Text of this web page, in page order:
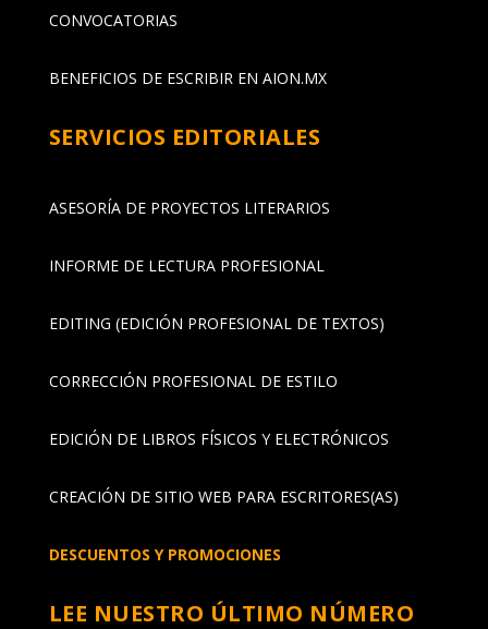
CONVOCATORIAS
BENEFICIOS DE ESCRIBIR EN AION.MX
SERVICIOS EDITORIALES
ASESORÍA DE PROYECTOS LITERARIOS
INFORME DE LECTURA PROFESIONAL
EDITING (EDICIÓN PROFESIONAL DE TEXTOS)
CORRECCIÓN PROFESIONAL DE ESTILO
EDICIÓN DE LIBROS FÍSICOS Y ELECTRÓNICOS
CREACIÓN DE SITIO WEB PARA ESCRITORES(AS)
DESCUENTOS Y PROMOCIONES
LEE NUESTRO ÚLTIMO NÚMERO